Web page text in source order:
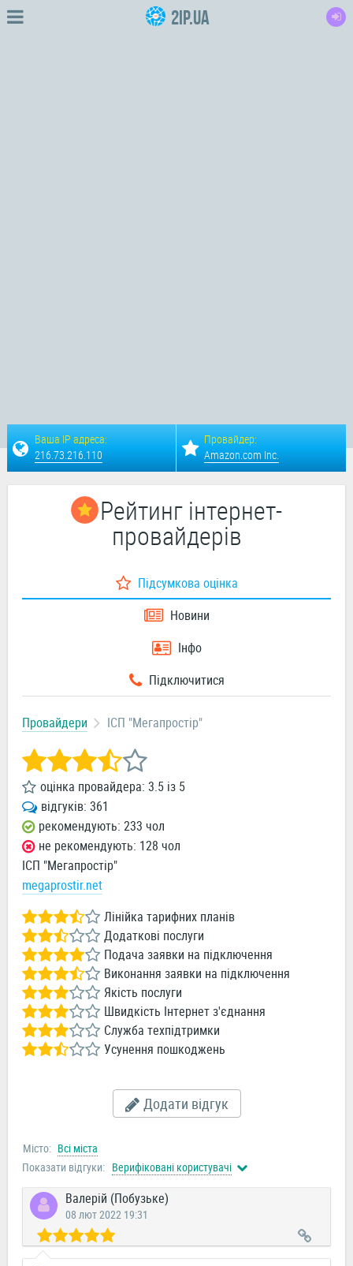
2IP.ua
Ваша IP адреса:
216.73.216.110
Провайдер:
Amazon.com Inc.
Рейтинг інтернет-
провайдерів
Підсумкова оцінка
Новини
Інфо
Підключитися
Провайдери ІСП "Мегапростiр"
оцінка провайдера: 3.5 із 5
відгуків: 361
рекомендують: 233 чол
не рекомендують: 128 чол
ІСП "Мегапростiр"
megaprostir.net
Лінійка тарифних планів
Додаткові послуги
Подача заявки на підключення
Виконання заявки на підключення
Якість послуги
Швидкість Інтернет з'єднання
Служба техпідтримки
Усунення пошкоджень
Додати відгук
Місто: Всі міста
Показати відгуки: Верифіковані користувачі
Валерій (Побузьке)
08 лют 2022 19:31